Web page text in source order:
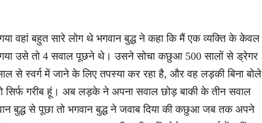
वहां बहुत सारे लोग थे भगवान बुद्ध ने कहा कि मैं एक व्यक्ति के केवल
उसे तो 4 सवाल पूछने थे। उसने सोचा कछुआ 500 सालों से ड्रेगर
से स्वर्ग में जाने के लिए तपस्या कर रहा है, और वह लड़की बिना बोले
सिर्फ गरीब हूं। अब लड़के ने अपना सवाल छोड़ बाकी के तीन सवाल
बुद्ध से पूछा तो भगवान बुद्ध ने जवाब दिया की कछुआ जब तक अपने